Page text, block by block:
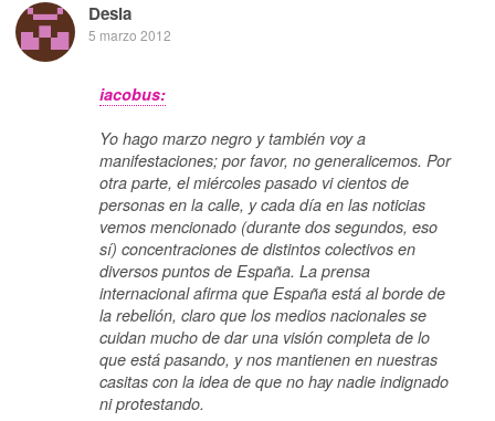
Desia
5 marzo 2012
iacobus:
Yo hago marzo negro y también voy a
manifestaciones; por favor, no generalicemos. Por
otra parte, el miércoles pasado vi cientos de
personas en la calle, y cada día en las noticias
vemos mencionado (durante dos segundos, eso
sí) concentraciones de distintos colectivos en
diversos puntos de España. La prensa
internacional afirma que España está al borde de
la rebelión, claro que los medios nacionales se
cuidan mucho de dar una visión completa de lo
que está pasando, y nos mantienen en nuestras
casitas con la idea de que no hay nadie indignado
ni protestando.